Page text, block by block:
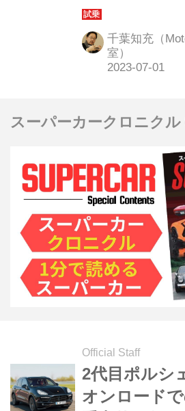
フェイスリフトが
が開かれた。た
最大級と謳うほど
である。ここでは
千葉知充（
室）
スーパーカークロニクル
Official Staff
2代目ポルシ
オンロード